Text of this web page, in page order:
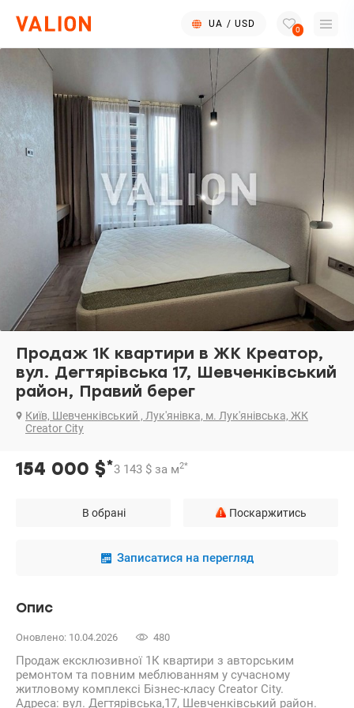
UA / USD
0
Продаж 1К квартири в ЖК Креатор,
вул. Дегтярівська 17, Шевченківський
район, Правий берег
Київ, Шевченківський , Лук'янівка, м. Лук'янівська, ЖК
Creator City
154 000 $*3 143 $ за м2*
В обрані Поскаржитись
Записатися на перегляд
Опис
Оновлено: 10.04.2026 480
Продаж ексклюзивної 1К квартири з авторським
ремонтом та повним меблюванням у сучасному
житловому комплексі Бізнес-класу Creator City.
Адреса: вул. Дегтярівська,17, Шевченківський район.